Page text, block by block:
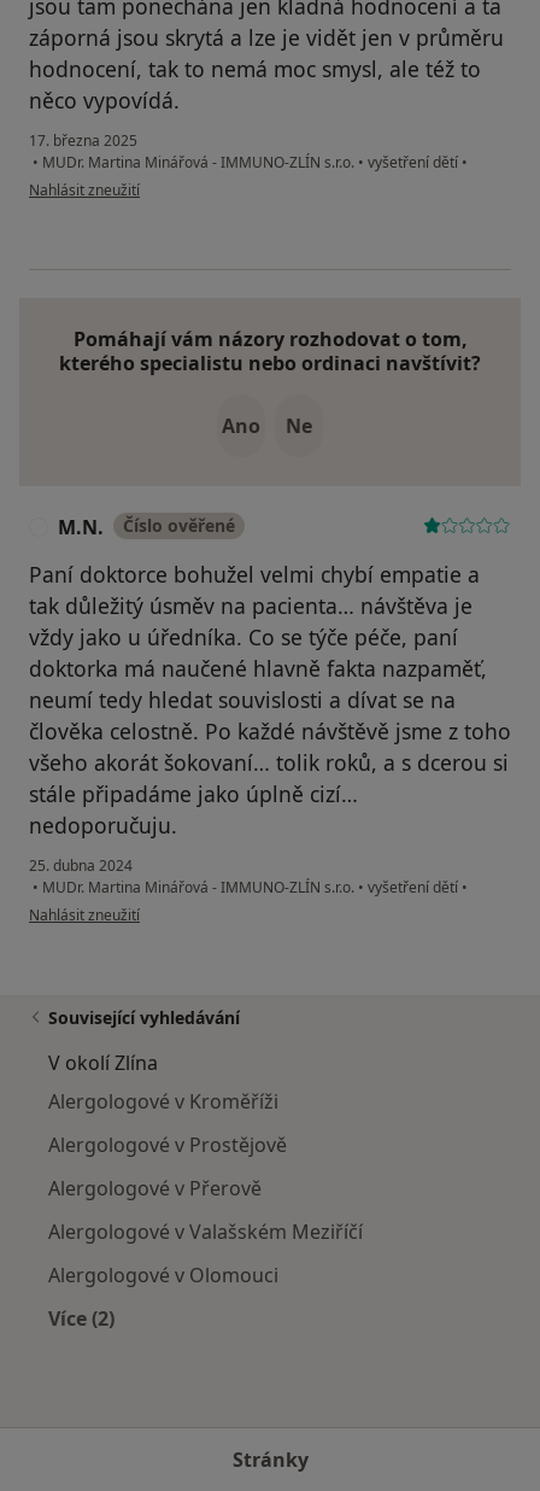
záporná jsou skrytá a lze je vidět jen v průměru
hodnocení, tak to nemá moc smysl, ale též to
něco vypovídá.
17. března 2025
• MUDr. Martina Minářová - IMMUNO-ZLÍN s.r.o. • vyšetření dětí •
podle názoru uživatele KF
Nahlásit zneužití
Pomáhají vám názory rozhodovat o tom,
kterého specialistu nebo ordinaci navštívit?
Ano Ne
M.N. Číslo ověřené
Paní doktorce bohužel velmi chybí empatie a
tak důležitý úsměv na pacienta… návštěva je
vždy jako u úředníka. Co se týče péče, paní
doktorka má naučené hlavně fakta nazpaměť,
neumí tedy hledat souvislosti a dívat se na
člověka celostně. Po každé návštěvě jsme z toho
všeho akorát šokovaní… tolik roků, a s dcerou si
stále připadáme jako úplně cizí…
nedoporučuju.
25. dubna 2024
• MUDr. Martina Minářová - IMMUNO-ZLÍN s.r.o. • vyšetření dětí •
podle názoru uživatele M.N.
Nahlásit zneužití
Související vyhledávání
V okolí Zlína
Alergologové v Kroměříži
Alergologové v Prostějově
Alergologové v Přerově
Alergologové v Valašském Meziříčí
Alergologové v Olomouci
Více (2)
Stránky